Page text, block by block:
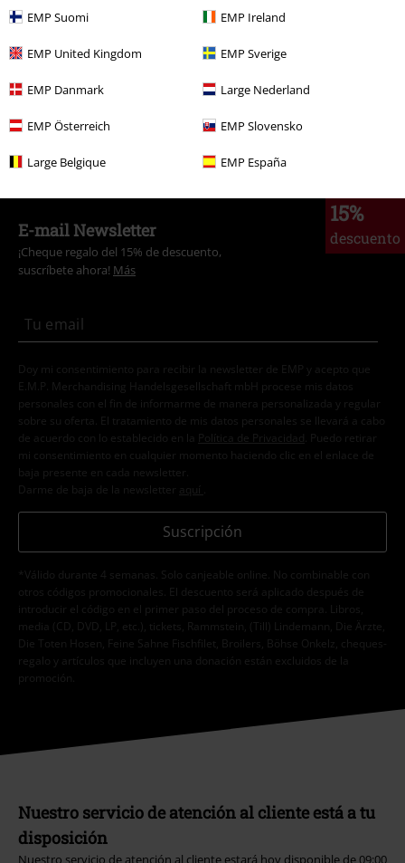
EMP Suomi EMP Ireland
EMP United Kingdom EMP Sverige
EMP Danmark Large Nederland
EMP Österreich EMP Slovensko
Large Belgique EMP España
Ropa Vestidos
Ropa & accesorios Una pieza Vestidos
Marcas Ropa Pussy Deluxe Vestidos Vestidos Midi
Nuevo Ropa Vestidos
15%
descuento
E-mail Newsletter
¡Cheque regalo del 15% de descuento,
suscríbete ahora! Más
Doy mi consentimiento para recibir la newsletter de EMP y acepto que
E.M.P. Merchandising Handelsgesellschaft mbH procese mis datos
personales con el fin de informarme de manera personalizada y regular
sobre su oferta. El tratamiento de mis datos personales se llevará a cabo
de acuerdo con lo establecido en la
Política de Privacidad . Puedo retirar
mi consentimiento en cualquier momento haciendo clic en el enlace de
baja presente en cada newsletter.
Darme de baja de la newsletter
aquí
Suscripción
*Válido durante 4 semanas. Solo canjeable online. No combinable con
otros códigos promocionales. El descuento será aplicado después de
introducir el código en el primer paso del proceso de compra. Libros,
media (CD, DVD, LP, etc.), tickets, Rammstein, (Till) Lindemann, Die Ärzte,
Die Toten Hosen, Feine Sahne Fischfilet, Broilers, Böhse Onkelz, cheques-
regalo y artículos que incluyen una donación están excluidos de la
promoción.
Nuestro servicio de atención al cliente está a tu
disposición
Nuestro servicio de atención al cliente estará hoy disponible de 09:00